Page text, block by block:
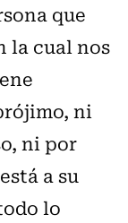
que
la cual nos
ni
ni por
a su
lo